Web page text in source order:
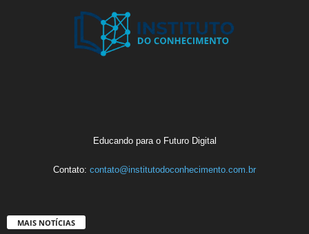
Educando para o Futuro Digital
Contato: contato@institutodoconhecimento.com.br
MAIS NOTÍCIAS